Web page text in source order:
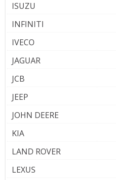
ISUZU
INFINITI
IVECO
JAGUAR
JCB
JEEP
JOHN DEERE
KIA
LAND ROVER
LEXUS